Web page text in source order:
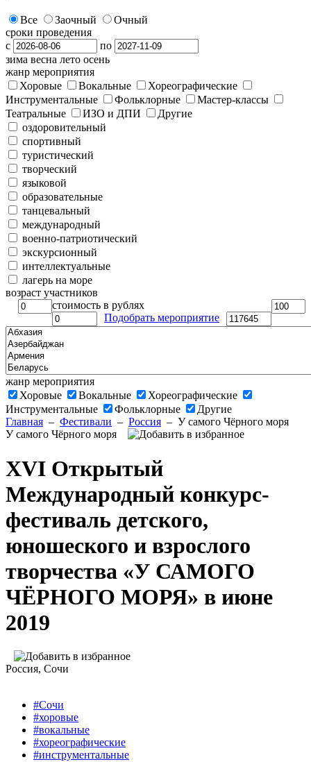
Все Заочный
Очный
сроки проведения
с
по
зима весна лето осень
жанр мероприятия
Хоровые
Вокальные
Хореографические
Инструментальные
Фольклорные
Мастер-классы
Театральные
ИЗО и ДПИ
Другие
оздоровительный
спортивный
туристический
творческий
языковой
образовательные
танцевальный
международный
военно-патриотический
экскурсионный
интеллектуальные
лагерь на море
возраст участников
стоимость в рублях
Подобрать мероприятие
жанр мероприятия
Хоровые
Вокальные
Хореографические
Инструментальные
Фольклорные
Другие
Главная – Фестивали – Россия – У самого Чёрного моря
У самого Чёрного моря
XVI Открытый
Международный конкурс-
фестиваль детского,
юношеского и взрослого
творчества «У САМОГО
ЧЁРНОГО МОРЯ» в июне
2019
Россия, Сочи
#Сочи
#хоровые
#вокальные
#хореографические
#инструментальные